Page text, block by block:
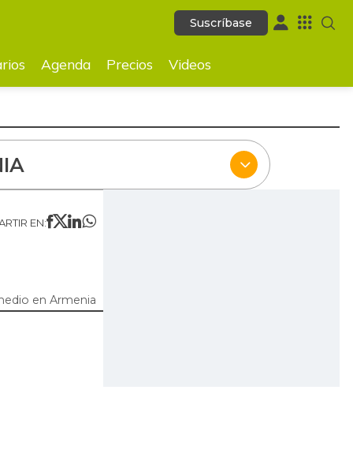
Suscríbase
Videos
Suscríbase
Agenda Precios Videos
EN:
en Armenia